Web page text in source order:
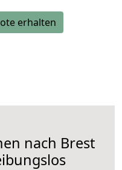
erhalten
nach Brest